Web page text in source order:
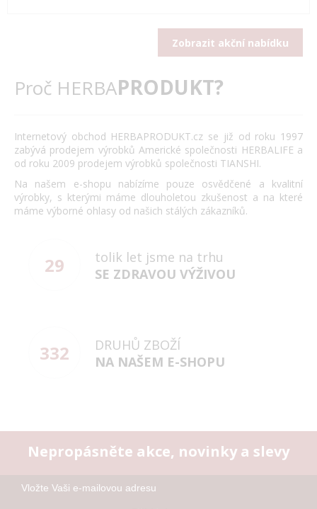
Zobrazit akční nabídku
Proč HERBAPRODUKT?
Internetový obchod HERBAPRODUKT.cz se již od roku 1997
zabývá prodejem výrobků Americké společnosti HERBALIFE a
od roku 2009 prodejem výrobků společnosti TIANSHI.
Na našem e-shopu nabízíme pouze osvědčené a kvalitní
výrobky, s kterými máme dlouholetou zkušenost a na které
máme výborné ohlasy od našich stálých zákazníků.
29
tolik let jsme na trhu
SE ZDRAVOU VÝŽIVOU
332
DRUHŮ ZBOŽÍ
NA NAŠEM E-SHOPU
Nepropásněte akce, novinky a slevy